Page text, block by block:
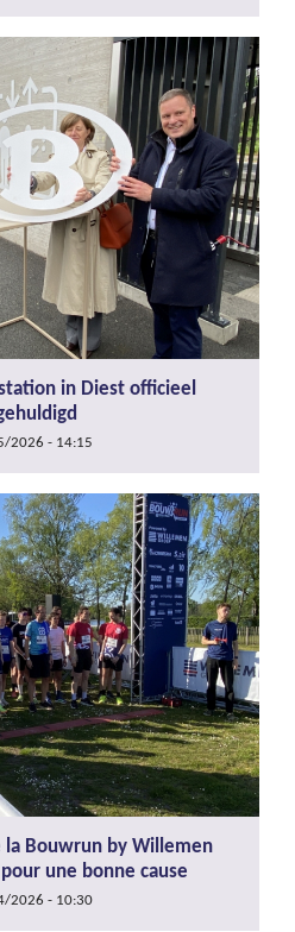
in Diest officieel
2026 - 14:15
Bouwrun by Willemen
une bonne cause
2026 - 10:30